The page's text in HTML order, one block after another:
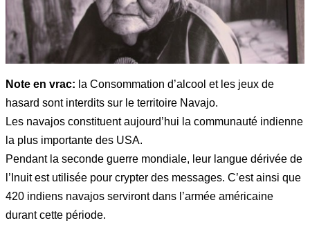
Note en vrac: la Consommation d’alcool et les jeux de
hasard sont interdits sur le territoire Navajo.
Les navajos constituent aujourd’hui la communauté indienne
la plus importante des USA.
Pendant la seconde guerre mondiale, leur langue dérivée de
l’Inuit est utilisée pour crypter des messages. C’est ainsi que
420 indiens navajos serviront dans l’armée américaine
durant cette période.